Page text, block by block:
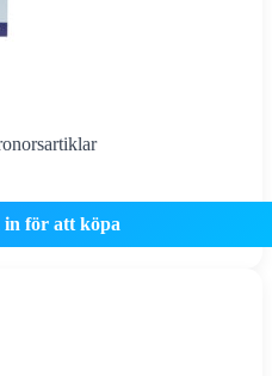
in för att köpa